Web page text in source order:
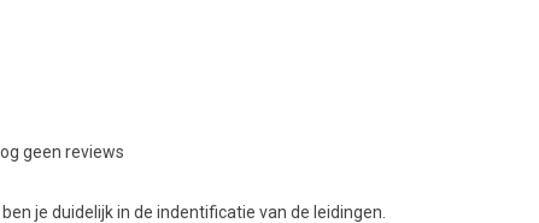
geen reviews
je duidelijk in de indentificatie van de leidingen.